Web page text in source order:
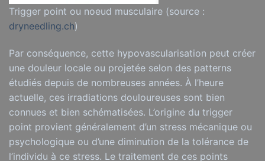
Trigger point ou noeud musculaire (source :
dryneedling.ch)
Par conséquence, cette hypovascularisation peut créer
une douleur locale ou projetée selon des patterns
étudiés depuis de nombreuses années. À l’heure
actuelle, ces irradiations douloureuses sont bien
connues et bien schématisées. L’origine du trigger
point provient généralement d’un stress mécanique ou
psychologique ou d’une diminution de la tolérance de
l’individu à ce stress. Le traitement de ces points